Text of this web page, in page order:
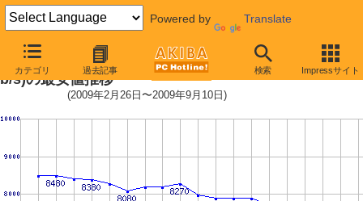
Powered by Translate
カテゴリ 過去記事 検索 Impressサイト
Barracuda 7200.12 (7200rpm,3G
b/s)の最安値推移
(2009年2月26日〜2009年9月10日)